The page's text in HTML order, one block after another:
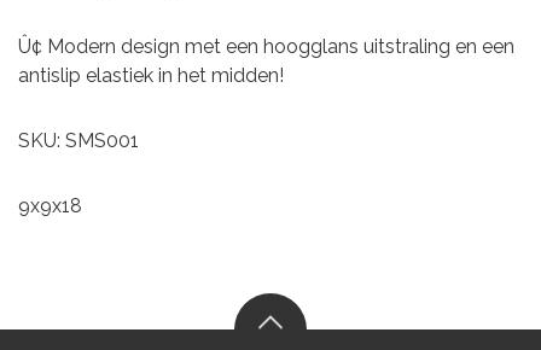
Û¢ Modern design met een hoogglans uitstraling en een
antislip elastiek in het midden!
SKU: SMS001
9x9x18